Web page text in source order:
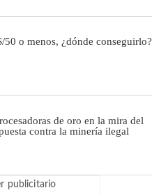
50 o menos, ¿dónde conseguirlo?
de oro en la mira del
contra la minería ilegal